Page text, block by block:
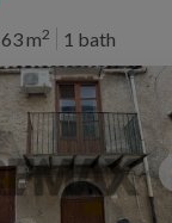
63 m2 1 bath